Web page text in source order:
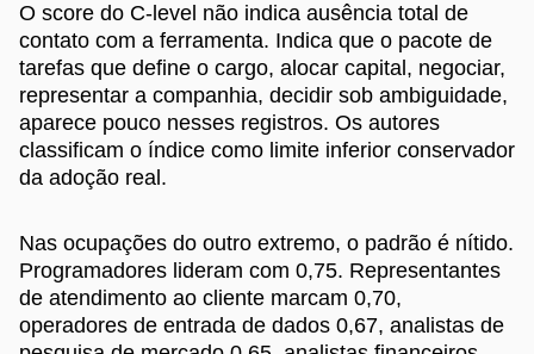
O score do C-level não indica ausência total de
contato com a ferramenta. Indica que o pacote de
tarefas que define o cargo, alocar capital, negociar,
representar a companhia, decidir sob ambiguidade,
aparece pouco nesses registros. Os autores
classificam o índice como limite inferior conservador
da adoção real.
Nas ocupações do outro extremo, o padrão é nítido.
Programadores lideram com 0,75. Representantes
de atendimento ao cliente marcam 0,70,
operadores de entrada de dados 0,67, analistas de